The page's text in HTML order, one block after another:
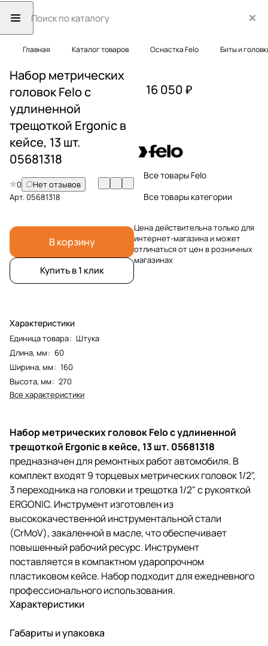
Главная Каталог товаров Оснастка Felo Биты и
Набор метрических
головок Felo с
удлиненной
трещоткой Ergonic в
кейсе, 13 шт.
05681318
0
Нет отзывов
Арт.05681318
В корзину
Купить в 1 клик
Характеристики
Единица товара: Штука
Длина, мм: 60
Ширина, мм: 160
Высота, мм: 270
Все характеристики
16 050 ₽
Все товары Felo
Все товары категории
Цена действительна только для
интернет-магазина и может
отличаться от цен в розничных
магазинах
Набор метрических головок Felo с удлиненной
трещоткой Ergonic в кейсе, 13 шт. 05681318
предназначен для ремонтных работ автомобиля. В
комплект входят 9 торцевых метрических головок 1/2",
3 переходника на головки и трещотка 1/2" с рукояткой
ERGONIC. Инструмент изготовлен из
высококачественной инструментальной стали
(CrMoV), закаленной в масле, что обеспечивает
повышенный рабочий ресурс. Инструмент
поставляется в компактном ударопрочном
пластиковом кейсе. Набор подходит для ежедневного
профессионального использования.
Характеристики
Габариты и упаковка